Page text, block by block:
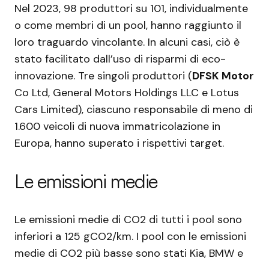
Nel 2023, 98 produttori su 101, individualmente
o come membri di un pool, hanno raggiunto il
loro traguardo vincolante. In alcuni casi, ciò è
stato facilitato dall’uso di risparmi di eco-
innovazione. Tre singoli produttori (DFSK Motor
Co Ltd, General Motors Holdings LLC e Lotus
Cars Limited), ciascuno responsabile di meno di
1.600 veicoli di nuova immatricolazione in
Europa, hanno superato i rispettivi target.
Le emissioni medie
Le emissioni medie di CO2 di tutti i pool sono
inferiori a 125 gCO2/km. I pool con le emissioni
medie di CO2 più basse sono stati Kia, BMW e